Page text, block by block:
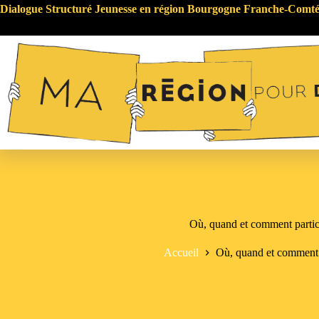
Passer
Dialogue Structuré Jeunesse en région Bourgogne Franche-Comté
Où, quand et comment
Accueil Où, quand et